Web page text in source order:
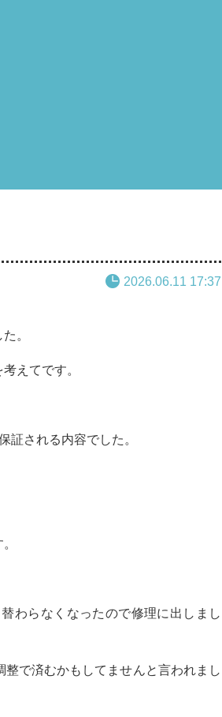
2026.06.11 17:37
。
えてです。
証される内容でした。
わらなくなったので修理に出しまし
で済むかもしてませんと言われまし